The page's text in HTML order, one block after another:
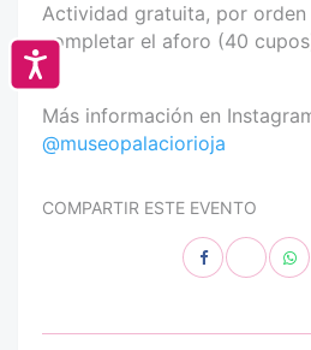
Accesibilidad
Actividad gratuita, por orden
completar el aforo (40
Más información en Instagram
@museopalaciorioja
COMPARTIR ESTE EVENTO